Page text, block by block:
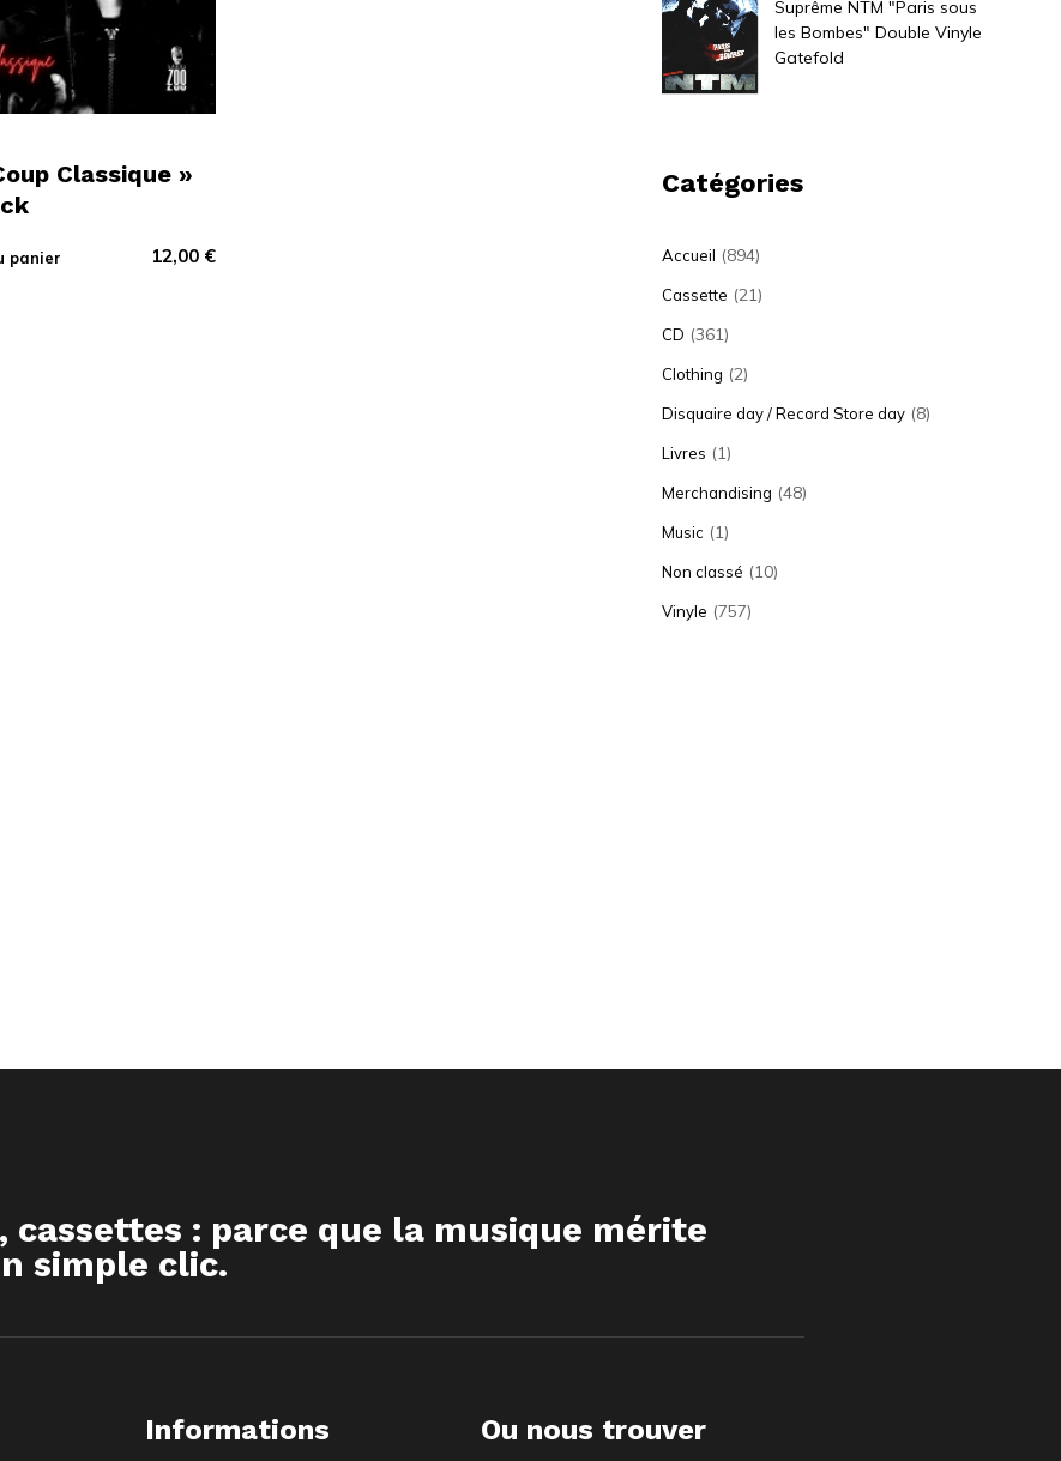
Classique »
panier 12,00 €
Suprême NTM "Paris sous
les Bombes" Double Vinyle
Gatefold
Catégories
Accueil (894)
Cassette (21)
CD (361)
Clothing (2)
Disquaire day / Record Store day (8)
Livres (1)
Merchandising (48)
Music (1)
Non classé (10)
Vinyle (757)
cassettes : parce que la musique mérite
simple clic.
Informations Ou nous trouver